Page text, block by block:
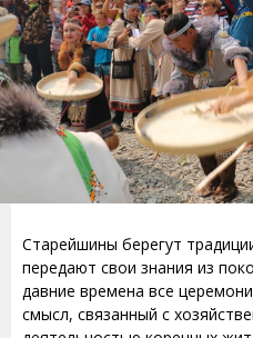
Старейшины берегут
передают свои знания из
давние времена все
смысл, связанный с